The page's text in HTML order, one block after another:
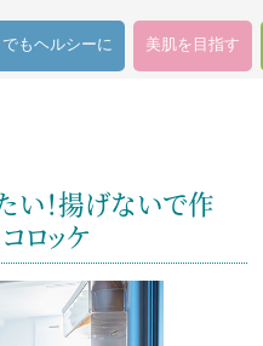
もヘルシーに 美肌を目指す
い！揚げないで作
ロッケ